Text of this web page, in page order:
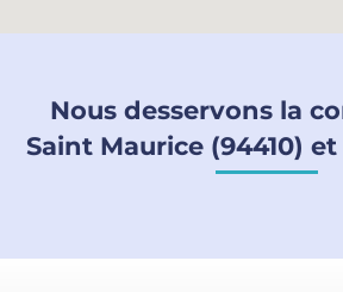
Nous desservons la
Saint Maurice (94410)